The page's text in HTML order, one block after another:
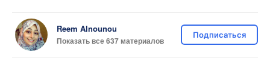
Reem Alnounou
Показать все 637 материалов
Подписаться